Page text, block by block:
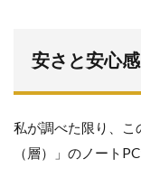
安さと安心感
私が調べた限り、
（層）」のノート